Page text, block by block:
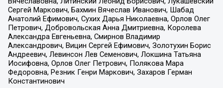
Сергей Маркович, Бахмин Вячеслав Иванович, Шабад
Анатолий Ефимович, Сухих Дарья Николаевна, Орлов Олег
Петрович, Добровольская Анна Дмитриевна, Королева
Александра Евгеньевна, Смирнов Владимир
Александрович, Вицин Сергей Ефимович, Золотухин Борис
Андреевич, Левинсон Лев Семенович, Локшина Татьяна
Иосифовна, Орлов Олег Петрович, Полякова Мара
Федоровна, Резник Генри Маркович, Захаров Герман
Константинович